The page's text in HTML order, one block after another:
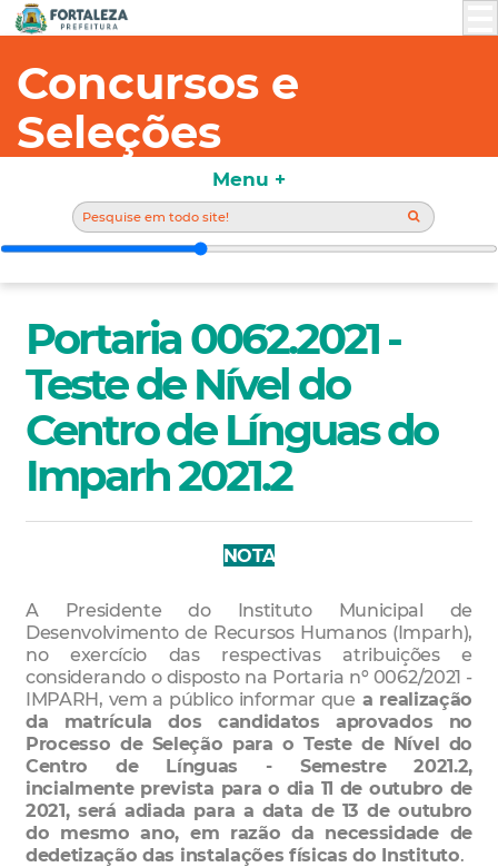
Concursos e
Seleções
Portaria 0062.2021 -
Teste de Nível do
Centro de Línguas do
Imparh 2021.2
NOTA
A Presidente do Instituto Municipal de
Desenvolvimento de Recursos Humanos (Imparh),
no exercício das respectivas atribuições e
considerando o disposto na Portaria nº 0062/2021 -
IMPARH, vem a público informar que a realização
da matrícula dos candidatos aprovados no
Processo de Seleção para o Teste de Nível do
Centro de Línguas - Semestre 2021.2,
incialmente prevista para o dia 11 de outubro de
2021, será adiada para a data de 13 de outubro
do mesmo ano, em razão da necessidade de
dedetização das instalações físicas do Instituto.